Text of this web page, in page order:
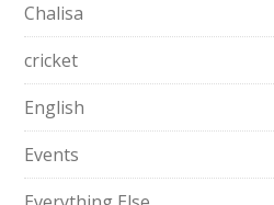
Chalisa
cricket
English
Events